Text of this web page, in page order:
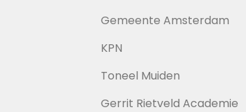
Gemeente Amsterdam
KPN
Toneel Muiden
Gerrit Rietveld Academie